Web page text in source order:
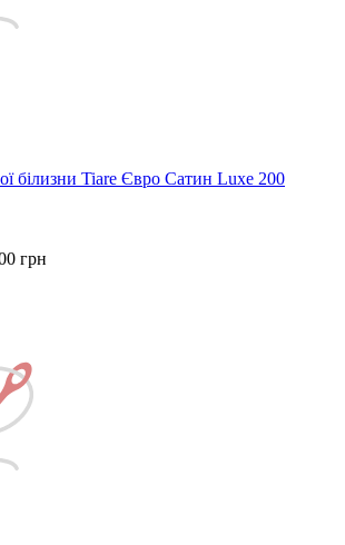
білизни Tiare Євро Сатин Luxe 200
грн